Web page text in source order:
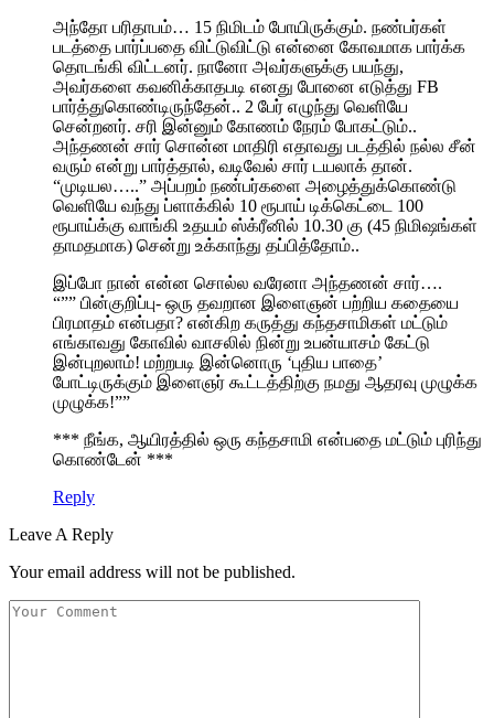
அந்தோ பரிதாபம்… 15 நிமிடம் போயிருக்கும். நண்பர்கள்
படத்தை பார்ப்பதை விட்டுவிட்டு என்னை கோவமாக பார்க்க
தொடங்கி விட்டனர். நானோ அவர்களுக்கு பயந்து,
அவர்களை கவனிக்காதபடி எனது போனை எடுத்து FB
பார்த்துகொண்டிருந்தேன்.. 2 பேர் எழுந்து வெளியே
சென்றனர். சரி இன்னும் கோணம் நேரம் போகட்டும்..
அந்தணன் சார் சொன்ன மாதிரி எதாவது படத்தில் நல்ல சீன்
வரும் என்று பார்த்தால், வடிவேல் சார் டயலாக் தான்.
“முடியல…..” அப்பறம் நண்பர்களை அழைத்துக்கொண்டு
வெளியே வந்து ப்ளாக்கில் 10 ரூபாய் டிக்கெட்டை 100
ரூபாய்க்கு வாங்கி உதயம் ஸ்க்ரீனில் 10.30 கு (45 நிமிஷங்கள்
தாமதமாக) சென்று உக்காந்து தப்பித்தோம்..
இப்போ நான் என்ன சொல்ல வரேனா அந்தணன் சார்….
“”” பின்குறிப்பு- ஒரு தவறான இளைஞன் பற்றிய கதையை
பிரமாதம் என்பதா? என்கிற கருத்து கந்தசாமிகள் மட்டும்
எங்காவது கோவில் வாசலில் நின்று உபன்யாசம் கேட்டு
இன்புறலாம்! மற்றபடி இன்னொரு ‘புதிய பாதை’
போட்டிருக்கும் இளைஞர் கூட்டத்திற்கு நமது ஆதரவு முழுக்க
முழுக்க!””
*** நீங்க, ஆயிரத்தில் ஒரு கந்தசாமி என்பதை மட்டும் புரிந்து
கொண்டேன் ***
Reply
Leave A Reply
Your email address will not be published.